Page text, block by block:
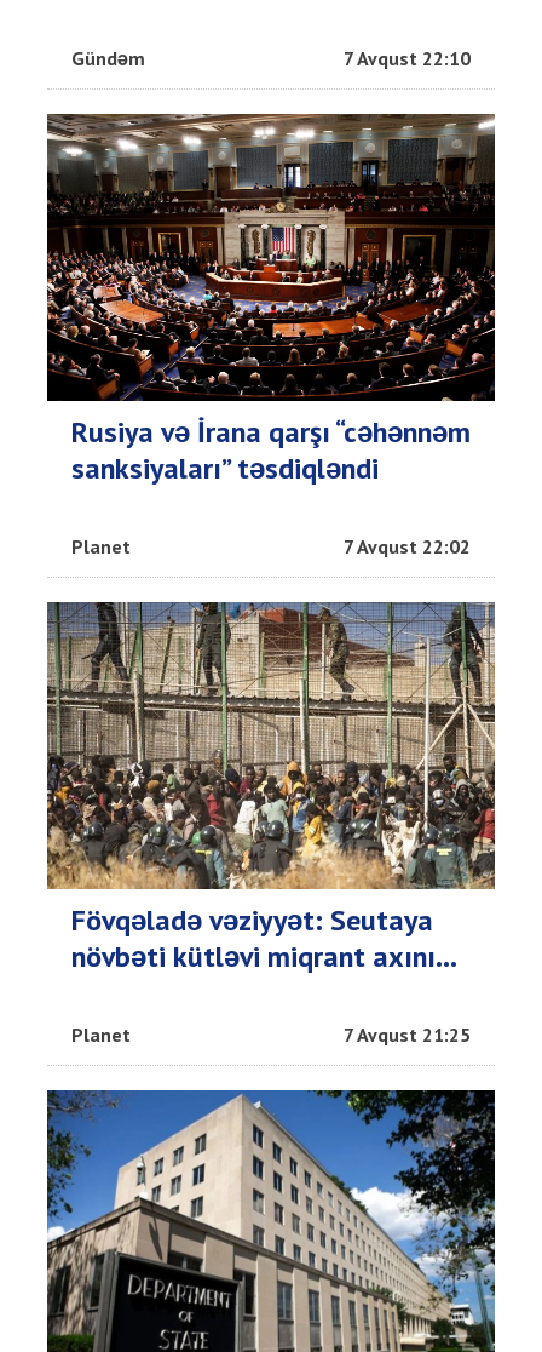
Gündəm 7 Avqust 22:10
Rusiya və İrana qarşı “cəhənnəm
sanksiyaları” təsdiqləndi
Planet 7 Avqust 22:02
Fövqəladə vəziyyət: Seutaya
növbəti kütləvi miqrant axını...
Planet 7 Avqust 21:25